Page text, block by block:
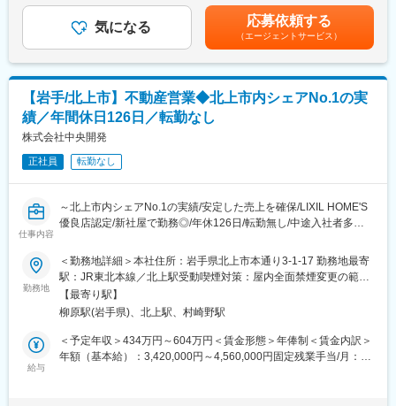
・ご購入いただく方とその家族の人生を紡ぐ大切な住まいだから
確かな性能と快適な温熱環境はもちろんのこと、リゾートライク
なデザインと本物のマテリアルが融合したオンリーワンのスタイ
ルにこだわった住宅を造りたい。D・LIFEは皆さまの新しい暮ら
しをデザインします。
■受賞歴：
2016年：盛岡市都市景観賞受賞
2016年：「ハウス・オブ・ザ・イヤ―・イン・エナジ―2016」優
秀賞受賞
変更の範囲：会社の定める業務
・資金計画の提案
・契約締結
・引き渡し等 売買仲介業務全般をお任せします。
お客様の来店率の高さが当社の特徴です。創業から50年超の歴史
があり、たくさんのお客様とご縁を大切にしてきました。その結
果、自ら当社へ来店し相談してくださるお客様が非常に多くいら
っしゃいます。そのため、飛び込み営業などはほとんどございま
■入社後のイメージ：
で社外での折衝が多く、1日に3～5人のお客様と面談していただ
きます。
いますのでご安心ください。
■組織構成：
所属いただく売買グループは、3名体制（30代前半男性、20代後
ループ（3名）、賃貸グループ（4名）、総務経理（2名）に分か
れており、20代～60代の社員が在籍しています。
補足＞※予定年収はあくまでも目安の金額であり、年齢やスキルに
応じて上下する可能性があります。■賞与あり／年2回（基本給×2
か月分想定）賃金はあくまでも目安の金額であり、選考を通じて
上下する可能性があります。月給(月額)は固定手当を含めた表記で
す。
気になる 応募依頼する
（エージェントサービス）
【岩手/北上市】不動産営業◆北上市内シェアNo.1の実
績／年間休日126日／転勤なし
株式会社中央開発
正社員 転勤なし
仕事内容
～北上市内シェアNo.1の実績/安定した売上を確保/LIXIL HOME'S
優良店認定/新社屋で勤務◎/年休126日/転勤無し/中途入社者多数
■業務内容：
不動産の売買仲介営業を担当していただきます。一戸建て、アパ
ート、土地等の個人向け不動産の取り扱いが中心です。
・不動産を売却したいお客様からの相談対応
・価格査定／調査
・ネット等への不動産情報の掲載／問い合わせ対応
・不動産を購入したいお客様への情報提供
勤務地
＜勤務地詳細＞本社住所：岩手県北上市本通り3-1-17 勤務地最寄
駅：JR東北本線／北上駅受動喫煙対策：屋内全面禁煙変更の範
囲：無
【最寄り駅】
柳原駅(岩手県)、北上駅、村崎野駅
給与
＜予定年収＞434万円～604万円＜賃金形態＞年俸制＜賃金内訳＞
年額（基本給）：3,420,000円～4,560,000円固定残業手当/月：